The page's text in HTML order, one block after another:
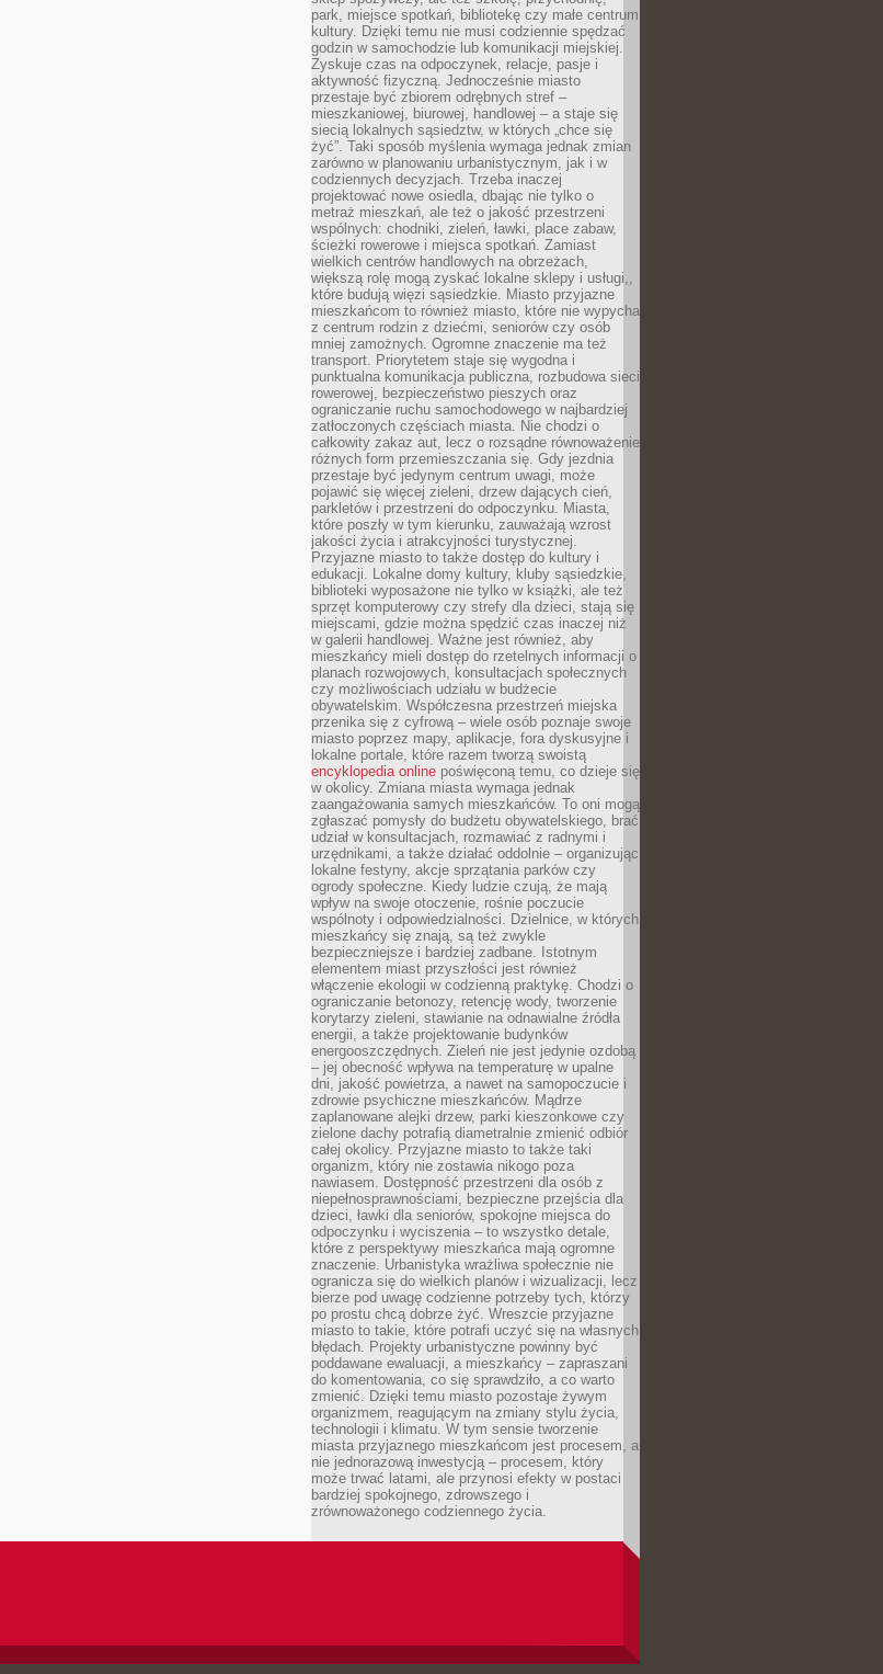
park, miejsce spotkań, bibliotekę czy małe centrum
kultury. Dzięki temu nie musi codziennie spędzać
godzin w samochodzie lub komunikacji miejskiej.
Zyskuje czas na odpoczynek, relacje, pasje i
aktywność fizyczną. Jednocześnie miasto
przestaje być zbiorem odrębnych stref –
mieszkaniowej, biurowej, handlowej – a staje się
siecią lokalnych sąsiedztw, w których „chce się
żyć”. Taki sposób myślenia wymaga jednak zmian
zarówno w planowaniu urbanistycznym, jak i w
codziennych decyzjach. Trzeba inaczej
projektować nowe osiedla, dbając nie tylko o
metraż mieszkań, ale też o jakość przestrzeni
wspólnych: chodniki, zieleń, ławki, place zabaw,
ścieżki rowerowe i miejsca spotkań. Zamiast
wielkich centrów handlowych na obrzeżach,
większą rolę mogą zyskać lokalne sklepy i usługi,,
które budują więzi sąsiedzkie. Miasto przyjazne
mieszkańcom to również miasto, które nie wypycha
z centrum rodzin z dziećmi, seniorów czy osób
mniej zamożnych. Ogromne znaczenie ma też
transport. Priorytetem staje się wygodna i
punktualna komunikacja publiczna, rozbudowa sieci
rowerowej, bezpieczeństwo pieszych oraz
ograniczanie ruchu samochodowego w najbardziej
zatłoczonych częściach miasta. Nie chodzi o
całkowity zakaz aut, lecz o rozsądne równoważenie
różnych form przemieszczania się. Gdy jezdnia
przestaje być jedynym centrum uwagi, może
pojawić się więcej zieleni, drzew dających cień,
parkletów i przestrzeni do odpoczynku. Miasta,
które poszły w tym kierunku, zauważają wzrost
jakości życia i atrakcyjności turystycznej.
Przyjazne miasto to także dostęp do kultury i
edukacji. Lokalne domy kultury, kluby sąsiedzkie,
biblioteki wyposażone nie tylko w książki, ale też
sprzęt komputerowy czy strefy dla dzieci, stają się
miejscami, gdzie można spędzić czas inaczej niż
w galerii handlowej. Ważne jest również, aby
mieszkańcy mieli dostęp do rzetelnych informacji o
planach rozwojowych, konsultacjach społecznych
czy możliwościach udziału w budżecie
obywatelskim. Współczesna przestrzeń miejska
przenika się z cyfrową – wiele osób poznaje swoje
miasto poprzez mapy, aplikacje, fora dyskusyjne i
lokalne portale, które razem tworzą swoistą
encyklopedia online poświęconą temu, co dzieje się
w okolicy. Zmiana miasta wymaga jednak
zaangażowania samych mieszkańców. To oni mogą
zgłaszać pomysły do budżetu obywatelskiego, brać
udział w konsultacjach, rozmawiać z radnymi i
urzędnikami, a także działać oddolnie – organizując
lokalne festyny, akcje sprzątania parków czy
ogrody społeczne. Kiedy ludzie czują, że mają
wpływ na swoje otoczenie, rośnie poczucie
wspólnoty i odpowiedzialności. Dzielnice, w których
mieszkańcy się znają, są też zwykle
bezpieczniejsze i bardziej zadbane. Istotnym
elementem miast przyszłości jest również
włączenie ekologii w codzienną praktykę. Chodzi o
ograniczanie betonozy, retencję wody, tworzenie
korytarzy zieleni, stawianie na odnawialne źródła
energii, a także projektowanie budynków
energooszczędnych. Zieleń nie jest jedynie ozdobą
– jej obecność wpływa na temperaturę w upalne
dni, jakość powietrza, a nawet na samopoczucie i
zdrowie psychiczne mieszkańców. Mądrze
zaplanowane alejki drzew, parki kieszonkowe czy
zielone dachy potrafią diametralnie zmienić odbiór
całej okolicy. Przyjazne miasto to także taki
organizm, który nie zostawia nikogo poza
nawiasem. Dostępność przestrzeni dla osób z
niepełnosprawnościami, bezpieczne przejścia dla
dzieci, ławki dla seniorów, spokojne miejsca do
odpoczynku i wyciszenia – to wszystko detale,
które z perspektywy mieszkańca mają ogromne
znaczenie. Urbanistyka wrażliwa społecznie nie
ogranicza się do wielkich planów i wizualizacji, lecz
bierze pod uwagę codzienne potrzeby tych, którzy
po prostu chcą dobrze żyć. Wreszcie przyjazne
miasto to takie, które potrafi uczyć się na własnych
błędach. Projekty urbanistyczne powinny być
poddawane ewaluacji, a mieszkańcy – zapraszani
do komentowania, co się sprawdziło, a co warto
zmienić. Dzięki temu miasto pozostaje żywym
organizmem, reagującym na zmiany stylu życia,
technologii i klimatu. W tym sensie tworzenie
miasta przyjaznego mieszkańcom jest procesem, a
nie jednorazową inwestycją – procesem, który
może trwać latami, ale przynosi efekty w postaci
bardziej spokojnego, zdrowszego i
zrównoważonego codziennego życia.